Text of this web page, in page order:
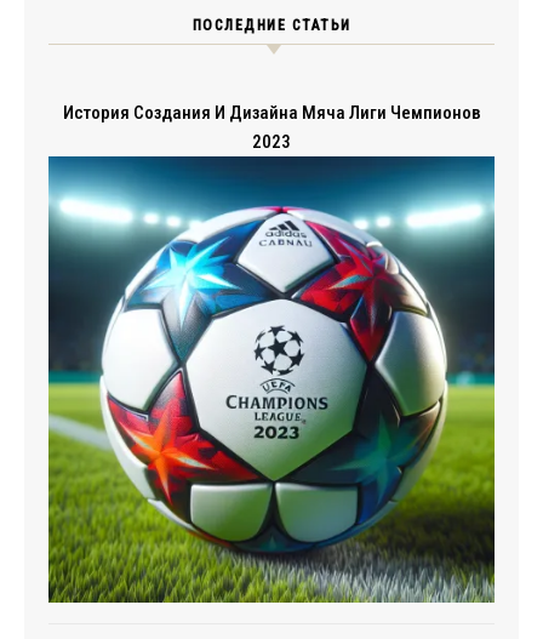
ПОСЛЕДНИЕ СТАТЬИ
История Создания И Дизайна Мяча Лиги Чемпионов
2023